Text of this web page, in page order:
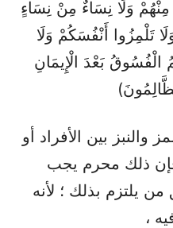
وَلَا نِسَاءٌ مِنْ نِسَاءٍ
تَلْمِزُوا أَنْفُسَكُمْ وَلَا
الْفُسُوقُ بَعْدَ الْإِيمَانِ
والنبز بين الأفراد أو
فإن ذلك محرم يجب
من يلتزم بذلك ؛ لأنه
،